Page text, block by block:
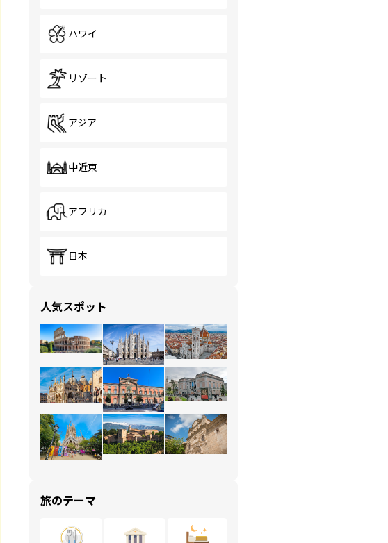
ハワイ
リゾート
アジア
中近東
アフリカ
日本
人気スポット
旅のテーマ